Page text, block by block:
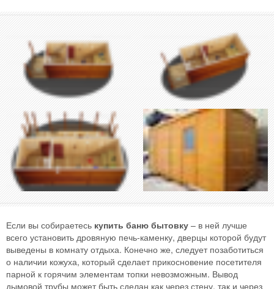
Если вы собираетесь купить баню бытовку – в ней лучше
всего установить дровяную печь-каменку, дверцы которой будут
выведены в комнату отдыха. Конечно же, следует позаботиться
о наличии кожуха, который сделает прикосновение посетителя
парной к горячим элементам топки невозможным. Вывод
дымовой трубы может быть сделан как через стену, так и через